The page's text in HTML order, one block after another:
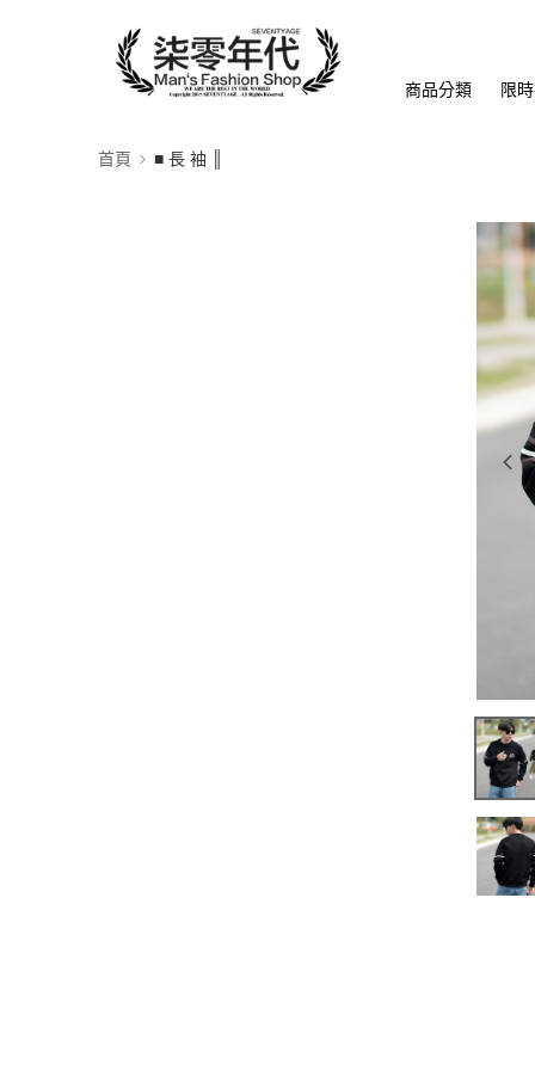
商品分類 限
首頁 ■ 長 袖 ║